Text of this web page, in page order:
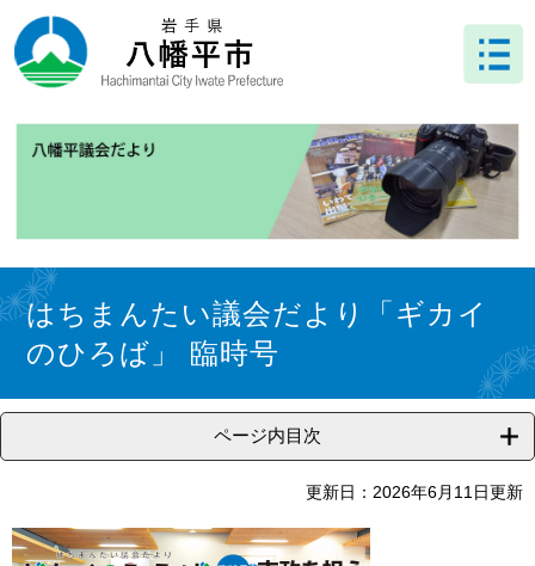
ー
ジ
ニ
ュ
文 はちまんたい議会だより「ギカイ
のひろば」 臨時号
ページ内目次
更新日：2026年6月11日更新